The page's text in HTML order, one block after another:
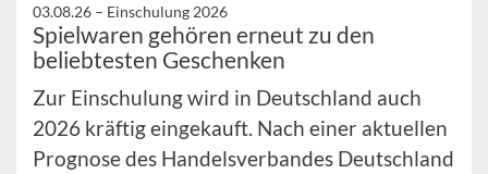
03.08.26 – Einschulung 2026
Spielwaren gehören erneut zu den
beliebtesten Geschenken
Zur Einschulung wird in Deutschland auch
2026 kräftig eingekauft. Nach einer aktuellen
Prognose des Handelsverbandes Deutschland